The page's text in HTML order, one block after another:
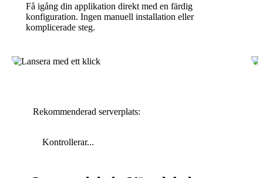
Få igång din applikation direkt med en färdig
konfiguration. Ingen manuell installation eller
komplicerade steg.
Rekommenderad serverplats:
Kontrollerar...